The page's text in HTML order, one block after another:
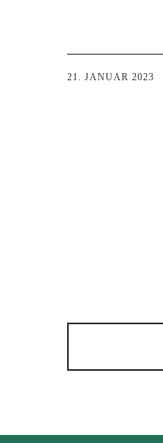
21. JANUAR 2023